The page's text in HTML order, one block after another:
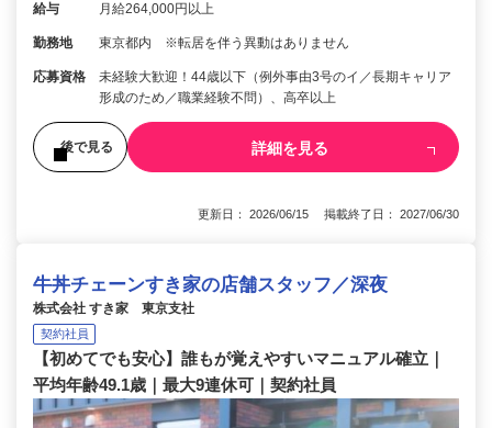
給与 月給264,000円以上
勤務地 東京都内 ※転居を伴う異動はありません
応募資格
未経験大歓迎！44歳以下（例外事由3号のイ／長期キャリア
形成のため／職業経験不問）、高卒以上
後で見る 詳細を見る
更新日： 2026/06/15 掲載終了日： 2027/06/30
牛丼チェーンすき家の店舗スタッフ／深夜
株式会社 すき家 東京支社
契約社員
【初めてでも安心】誰もが覚えやすいマニュアル確立｜
平均年齢49.1歳｜最大9連休可｜契約社員